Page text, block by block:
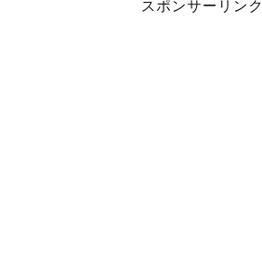
スポンサーリンク